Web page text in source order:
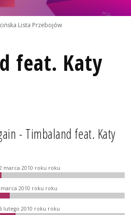
Lista Przebojów
feat. Katy
- Timbaland feat. Katy
marca 2010 roku roku
2010 roku roku
lutego 2010 roku roku